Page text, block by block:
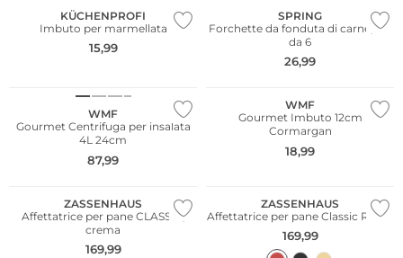
KÜCHENPROFI
Imbuto per marmellata
15,99
SPRING
Forchette da fonduta di carne, set
da 6
26,99
WMF
Gourmet Centrifuga per insalata
4L 24cm
87,99
WMF
Gourmet Imbuto 12cm
Cormargan
18,99
ZASSENHAUS
Affettatrice per pane CLASSIC,
crema
169,99
ZASSENHAUS
Affettatrice per pane Classic Rossa
169,99